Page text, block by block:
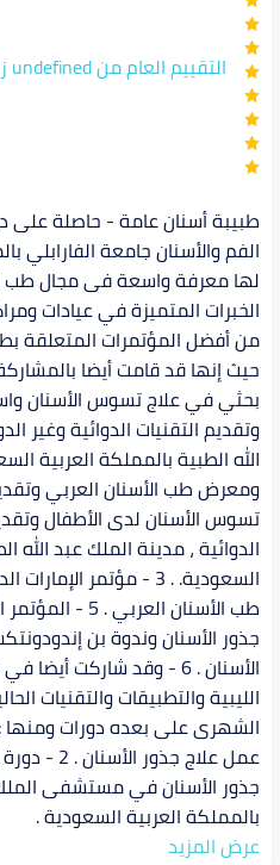
التقييم العام من undefined زائر
طبيبة أسنان عامة - حاصلة
الفم والأسنان جامعة الفارابلي
لها معرفة واسعة فى مجال طب
الخبرات المتميزة في عيادات
حيث إنها قد قامت أيضا
بحثي في علاج تسوس الأسنان
وتقديم التقنيات الدوائية وغير
ومعرض طب الأسنان العربي
تسوس الأسنان لدى الأطفال
الدوائية ، مدينة الملك عبد الله
السعودية. . 3 - مؤتمر
طب الأسنان
جذور الأسنان وندوة بن
الأسنان . 6 - وقد شاركت
الليبية والتطبيقات والتقنيات
عمل علاج
جذور الأسنان في مستشفى
بالمملكة العربية السعودية .
عرض المزيد